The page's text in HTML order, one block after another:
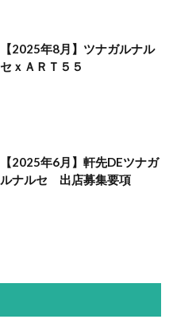
【2025年8月】ツナガルナル
セｘＡＲＴ５５
【2025年6月】軒先DEツナガ
ルナルセ 出店募集要項